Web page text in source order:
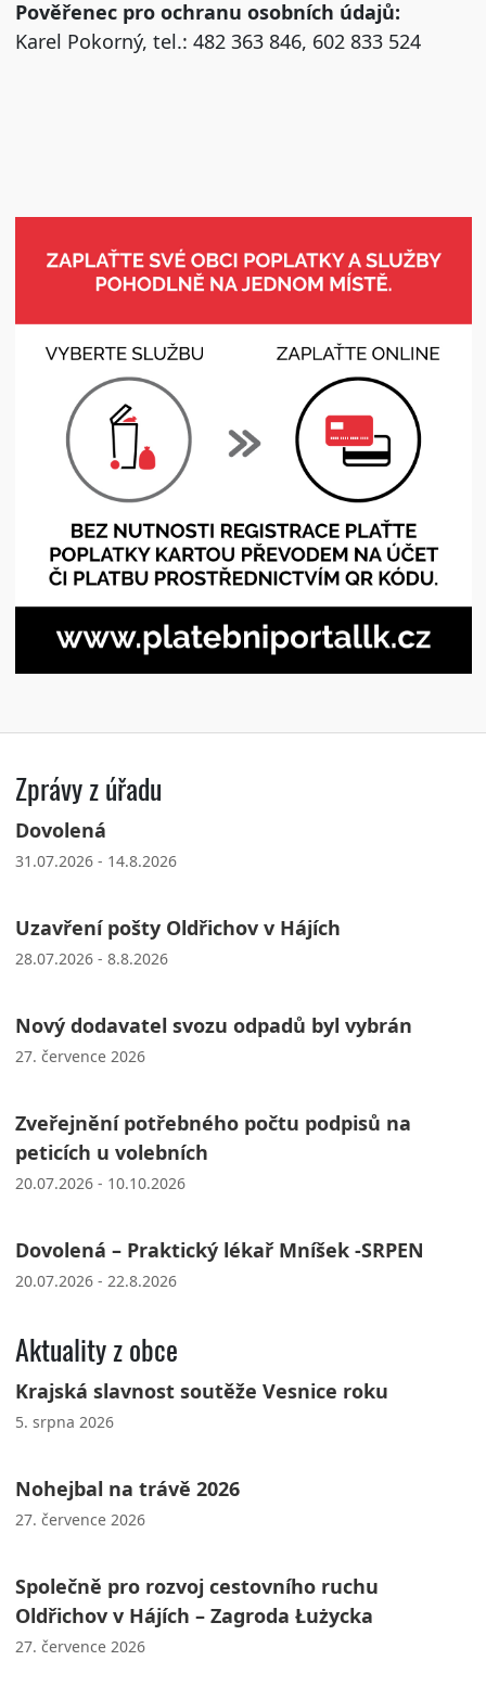
Pověřenec pro ochranu osobních údajů:
Karel Pokorný, tel.: 482 363 846, 602 833 524
Zprávy z úřadu
Dovolená
31.07.2026 - 14.8.2026
Uzavření pošty Oldřichov v Hájích
28.07.2026 - 8.8.2026
Nový dodavatel svozu odpadů byl vybrán
27. července 2026
Zveřejnění potřebného počtu podpisů na
peticích u volebních
20.07.2026 - 10.10.2026
Dovolená – Praktický lékař Mníšek -SRPEN
20.07.2026 - 22.8.2026
Aktuality z obce
Krajská slavnost soutěže Vesnice roku
5. srpna 2026
Nohejbal na trávě 2026
27. července 2026
Společně pro rozvoj cestovního ruchu
Oldřichov v Hájích – Zagroda Łużycka
27. července 2026